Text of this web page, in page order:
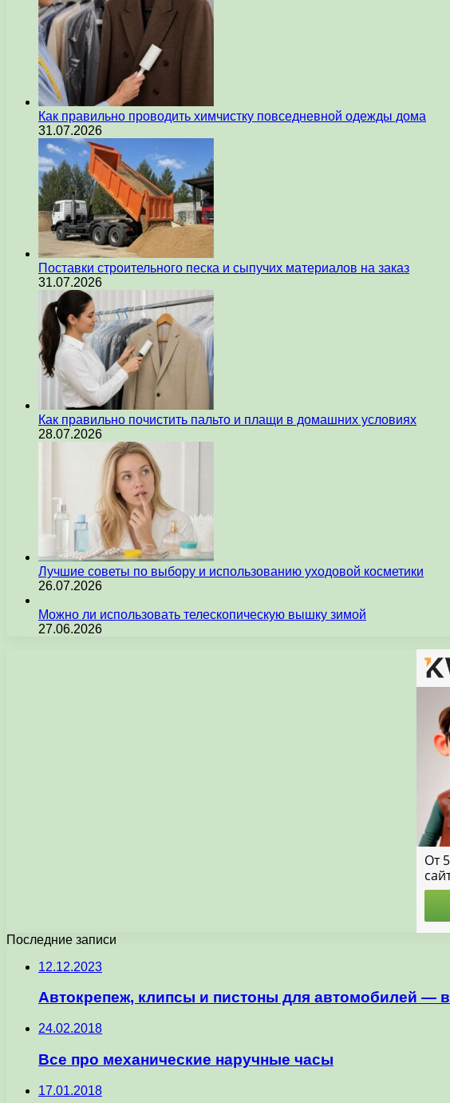
Как правильно проводить химчистку повседневной одежды дома
31.07.2026
Поставки строительного песка и сыпучих материалов на заказ
31.07.2026
Как правильно почистить пальто и плащи в домашних условиях
28.07.2026
Лучшие советы по выбору и использованию уходовой косметики
26.07.2026
Можно ли использовать телескопическую вышку зимой
27.06.2026
Последние записи
12.12.2023
Автокрепеж, клипсы и пистоны для автомобилей —
24.02.2018
Все про механические наручные часы
17.01.2018